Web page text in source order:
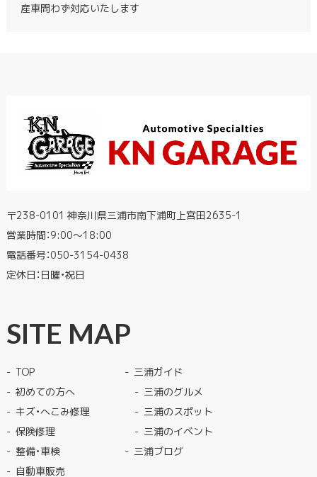
産車問わず対応いたします
〒238-0101 神奈川県三浦市南下浦町上宮田2635-1
営業時間：9:00〜18:00
電話番号：050-3154-0438
定休日：日曜・祝日
SITE MAP
TOP
初めての方へ
キズ・へこみ修理
保険修理
整備・車検
自動車販売
三浦ガイド
三浦のグルメ
三浦のスポット
三浦のイベント
三浦ブログ